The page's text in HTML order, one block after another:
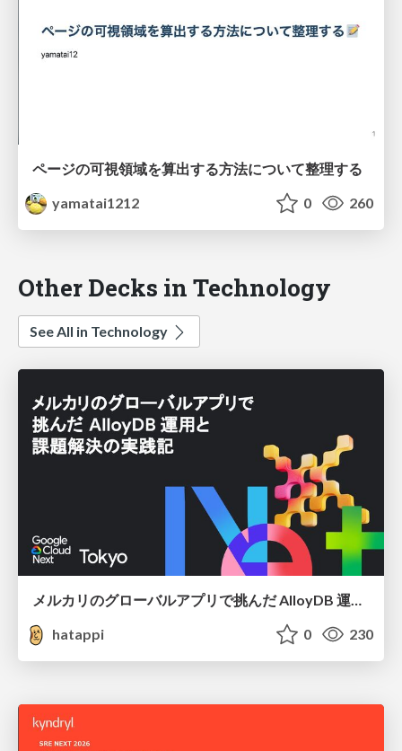
ページの可視領域を算出する方法について整理する
yamatai1212
0 260
Other Decks in Technology
See All in Technology
hatappi
0 230